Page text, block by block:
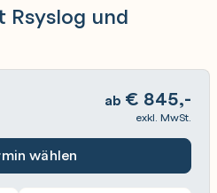
Rsyslog und
ab € 845,-
exkl. MwSt.
wählen